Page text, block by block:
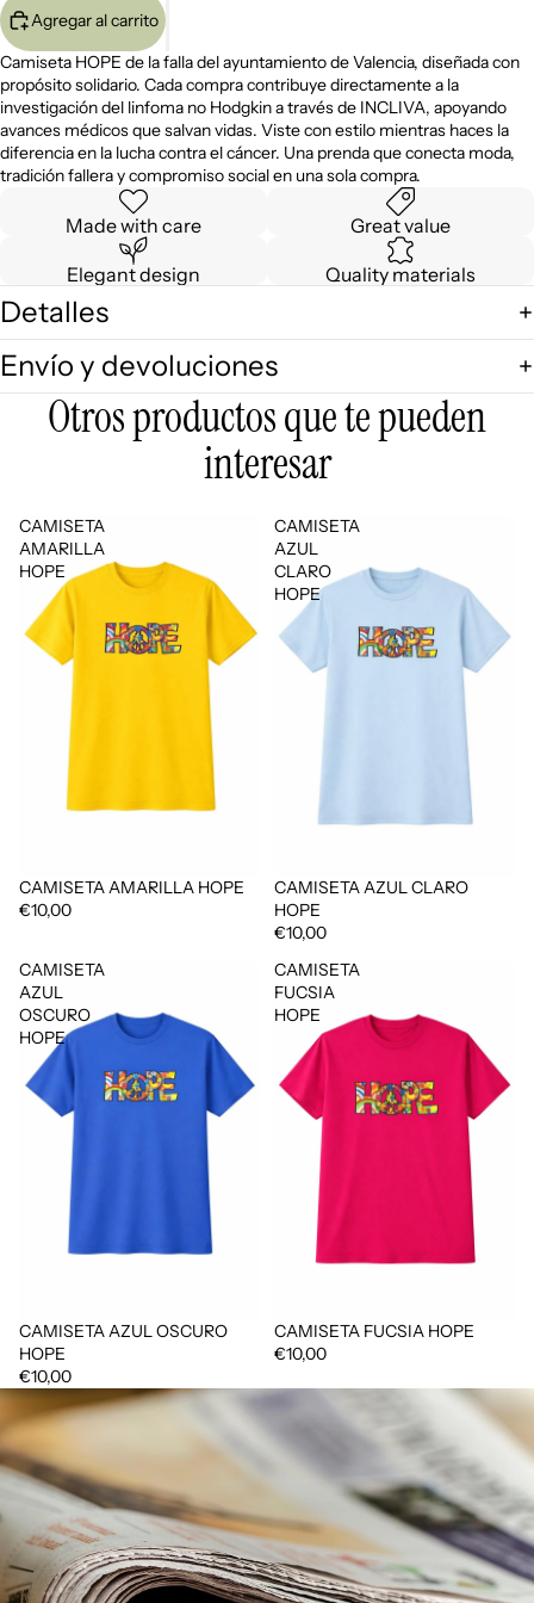
Agregar al carrito
Camiseta HOPE de la falla del ayuntamiento de Valencia, diseñada con
propósito solidario. Cada compra contribuye directamente a la
investigación del linfoma no Hodgkin a través de INCLIVA, apoyando
avances médicos que salvan vidas. Viste con estilo mientras haces la
diferencia en la lucha contra el cáncer. Una prenda que conecta moda,
tradición fallera y compromiso social en una sola compra.
Made with care Great value
Elegant design Quality materials
Detalles
Envío y devoluciones
Otros productos que te pueden
interesar
CAMISETA
AMARILLA
HOPE
CAMISETA AMARILLA HOPE
€10,00
CAMISETA
AZUL
CLARO
HOPE
CAMISETA AZUL CLARO
HOPE
€10,00
CAMISETA
AZUL
OSCURO
HOPE
CAMISETA AZUL OSCURO
HOPE
€10,00
CAMISETA
FUCSIA
HOPE
CAMISETA FUCSIA HOPE
€10,00